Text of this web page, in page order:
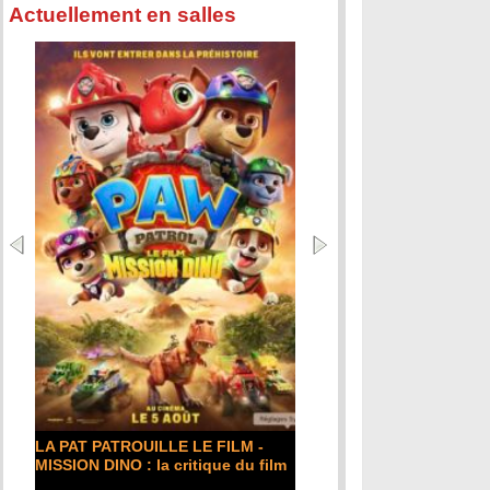
Actuellement en salles
LA PAT PATROUILLE LE FILM -
MISSION DINO : la critique du film